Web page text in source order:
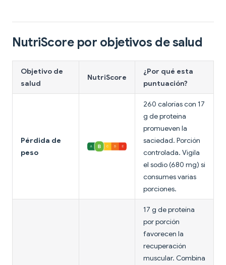
NutriScore por objetivos de salud
Objetivo de
salud
NutriScore
¿Por qué esta
puntuación?
Pérdida de
peso
260 calorías con 17
g de proteína
promueven la
saciedad. Porción
controlada. Vigila
el sodio (680 mg) si
consumes varias
porciones.
17 g de proteína
por porción
favorecen la
recuperación
muscular. Combina